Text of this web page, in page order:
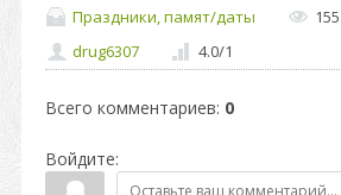
Праздники, памят/даты
155
drug6307
4.0/1
Всего комментариев: 0
Войдите: